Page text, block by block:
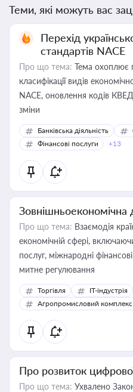
Теми, які можуть вас
Перехід
стандартів NACE
Про що тема: Тема охоплює
класифікації видів
NACE, оновлення кодів
зміни
Банківська діяльність
Фінансові послуги
+13
Зовнішньоекономічна
Про що тема: Взаємодія
економічній сфері,
послуг, міжнародні фінансові
митне регулювання
Торгівля
IT-індустрія
Агропромисловий комплекс
Про розвиток
Про що тема: Ухвалено